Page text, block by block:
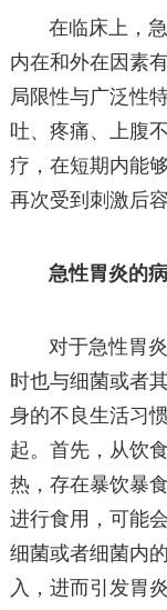
在临床上，
内在和外在因素
局限性与广泛性
吐、疼痛、上腹
疗，在短期内能
再次受到刺激后
急性胃炎的
对于急性胃
时也与细菌或者
身的不良生活习
起。首先，从饮
热，存在暴饮暴
进行食用，可能
细菌或者细菌内
入，进而引发胃